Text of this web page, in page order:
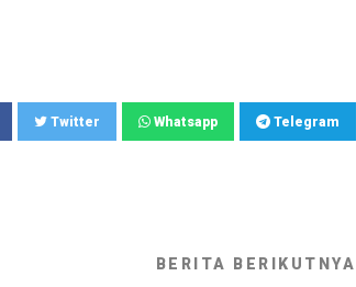
Twitter Whatsapp Telegram
BERITA BERIKUTNYA